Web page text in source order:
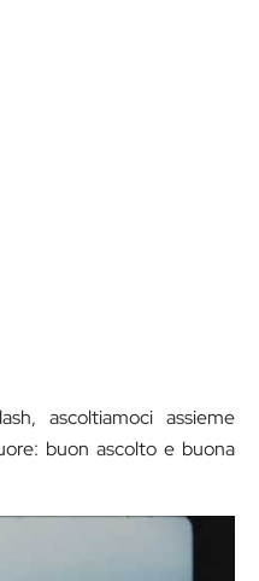
ascoltiamoci assieme
buon ascolto e buona